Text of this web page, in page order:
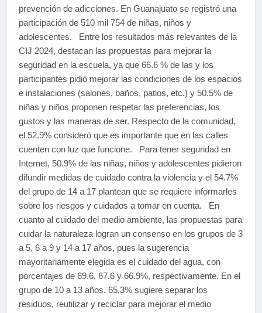
prevención de adicciones. En Guanajuato se registró una
participación de 510 mil 754 de niñas, niños y
adolescentes. Entre los resultados más relevantes de la
CIJ 2024, destacan las propuestas para mejorar la
seguridad en la escuela, ya que 66.6 % de las y los
participantes pidió mejorar las condiciones de los espacios
e instalaciones (salones, baños, patios, etc.) y 50.5% de
niñas y niños proponen respetar las preferencias, los
gustos y las maneras de ser. Respecto de la comunidad,
el 52.9% consideró que es importante que en las calles
cuenten con luz que funcione. Para tener seguridad en
Internet, 50.9% de las niñas, niños y adolescentes pidieron
difundir medidas de cuidado contra la violencia y el 54.7%
del grupo de 14 a 17 plantean que se requiere informarles
sobre los riesgos y cuidados a tomar en cuenta. En
cuanto al cuidado del medio ambiente, las propuestas para
cuidar la naturaleza logran un consenso en los grupos de 3
a 5, 6 a 9 y 14 a 17 años, pues la sugerencia
mayoritariamente elegida es el cuidado del agua, con
porcentajes de 69.6, 67.6 y 66.9%, respectivamente. En el
grupo de 10 a 13 años, 65.3% sugiere separar los
residuos, reutilizar y reciclar para mejorar el medio